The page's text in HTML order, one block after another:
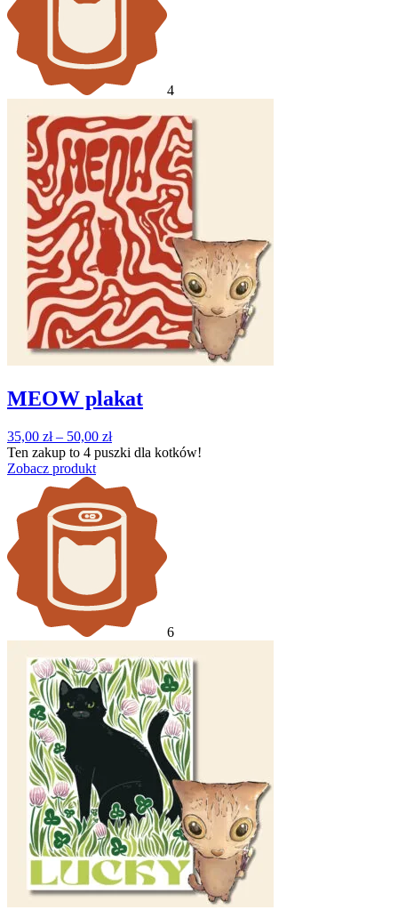
4
MEOW plakat
35,00 zł – 50,00 złZakres
cen:
35,00 zł
50,00 zł
Ten zakup to 4 puszki dla kotków!
Zobacz produkt
6